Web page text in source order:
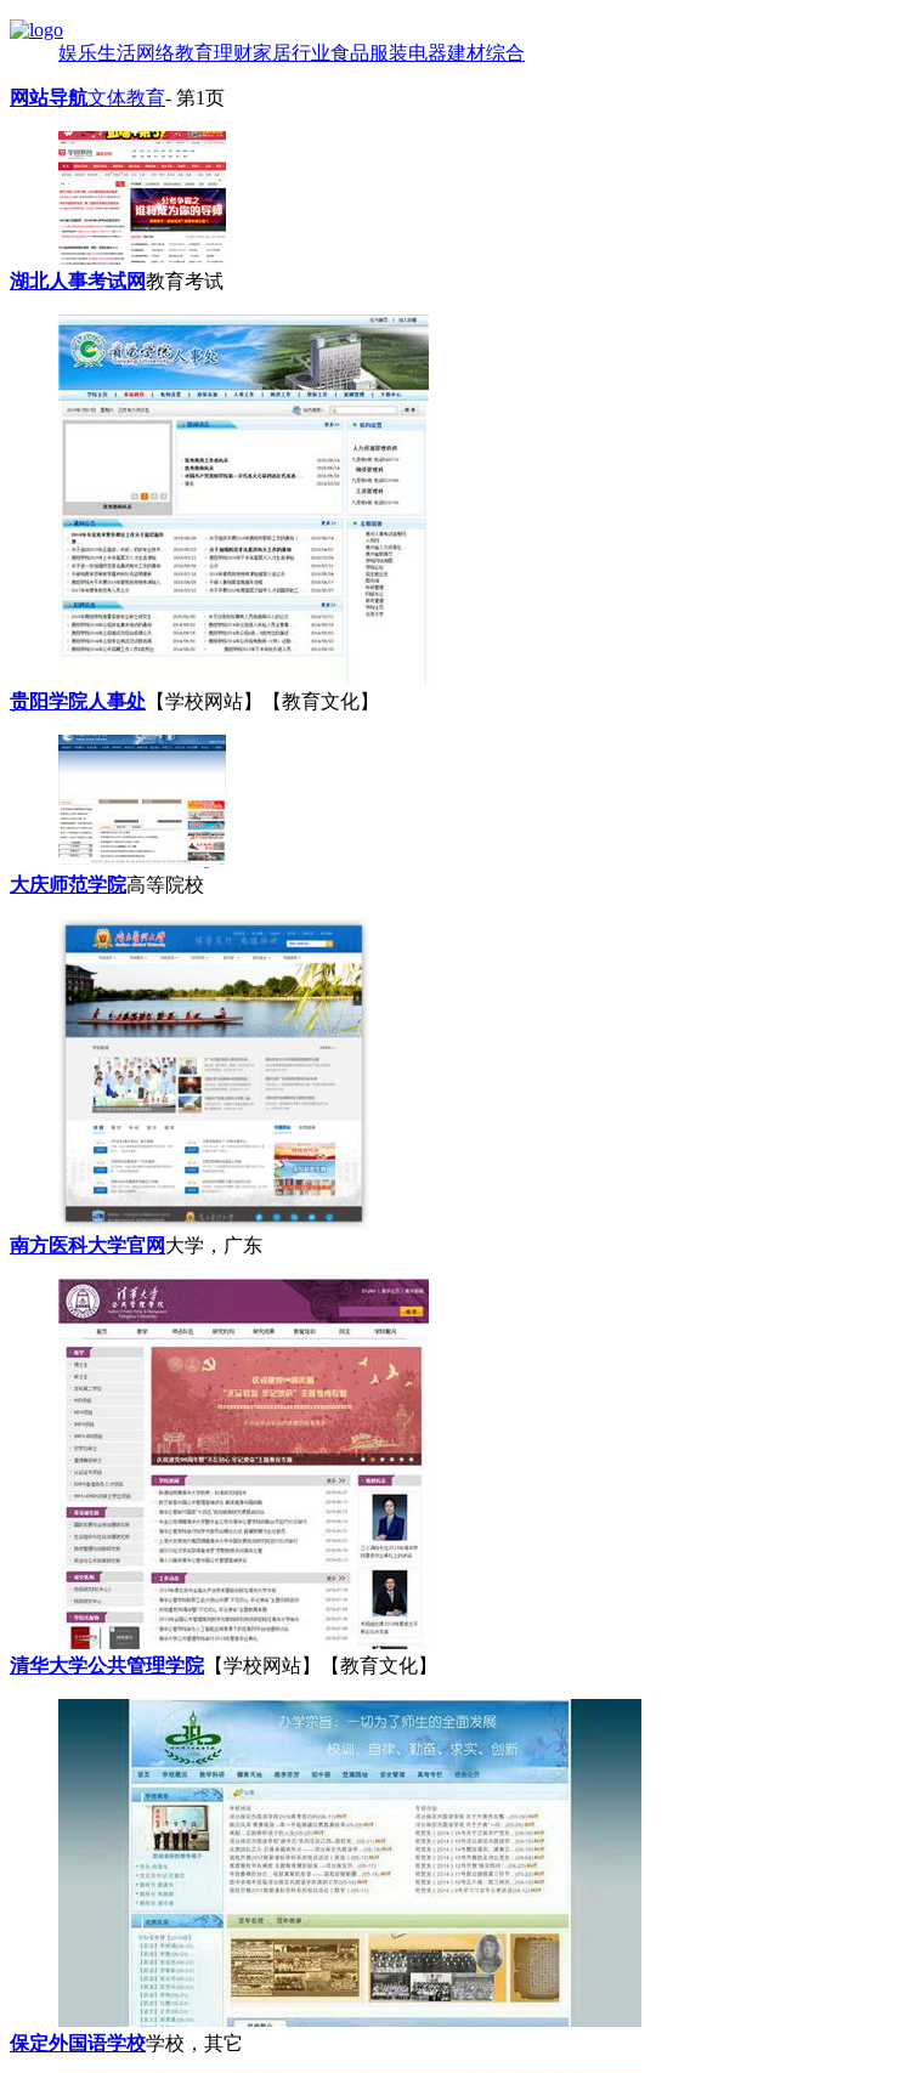
娱乐生活网络教育理财家居行业食品服装电器建材综合
网站导航文体教育- 第1页
湖北人事考试网教育考试
贵阳学院人事处 【学校网站】【教育文化】
大庆师范学院高等院校
南方医科大学官网大学，广东
清华大学公共管理学院【学校网站】【教育文化】
保定外国语学校学校，其它